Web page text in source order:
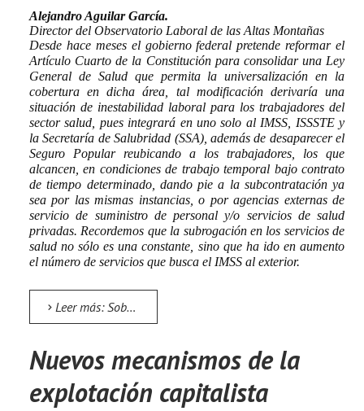
Alejandro Aguilar García.
Director del Observatorio Laboral de las Altas Montañas
Desde hace meses el gobierno federal pretende reformar el
Artículo Cuarto de la Constitución para consolidar una Ley
General de Salud que permita la universalización en la
cobertura en dicha área, tal modificación derivaría una
situación de inestabilidad laboral para los trabajadores del
sector salud, pues integrará en uno solo al IMSS, ISSSTE y
la Secretaría de Salubridad (SSA), además de desaparecer el
Seguro Popular reubicando a los trabajadores, los que
alcancen, en condiciones de trabajo temporal bajo contrato
de tiempo determinado, dando pie a la subcontratación ya
sea por las mismas instancias, o por agencias externas de
servicio de suministro de personal y/o servicios de salud
privadas. Recordemos que la subrogación en los servicios de
salud no sólo es una constante, sino que ha ido en aumento
el número de servicios que busca el IMSS al exterior.
Leer más: Sobre el movimiento de las enfermeras y trabajadores de la salud
Nuevos mecanismos de la
explotación capitalista